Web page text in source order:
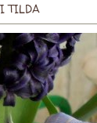
TILDA